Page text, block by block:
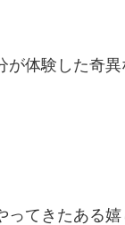
が体験した奇
ってきたある